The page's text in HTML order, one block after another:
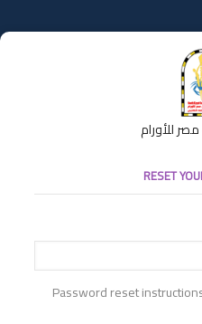
للأورام
RESET
Password reset